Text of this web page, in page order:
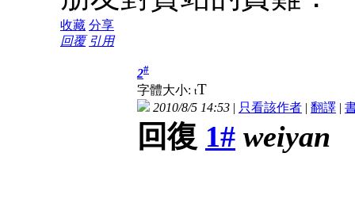
收藏 分享
回覆 引用
2#
字體大小: tT
2010/8/5 14:53 | 只看該作者 | 翻譯 |
回復 1# weiyan